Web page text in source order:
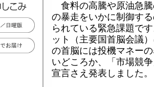
食料の高騰や原油急
の暴走をいかに制御す
られている緊急課題で
ット（主要国首脳会議
の首脳には投機マネー
いどころか、「市場競
宣言さえ発表しました